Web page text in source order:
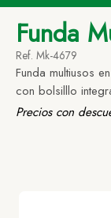
Funda
Ref. Mk-4679
Funda multiusos
con bolsilllo
Precios con